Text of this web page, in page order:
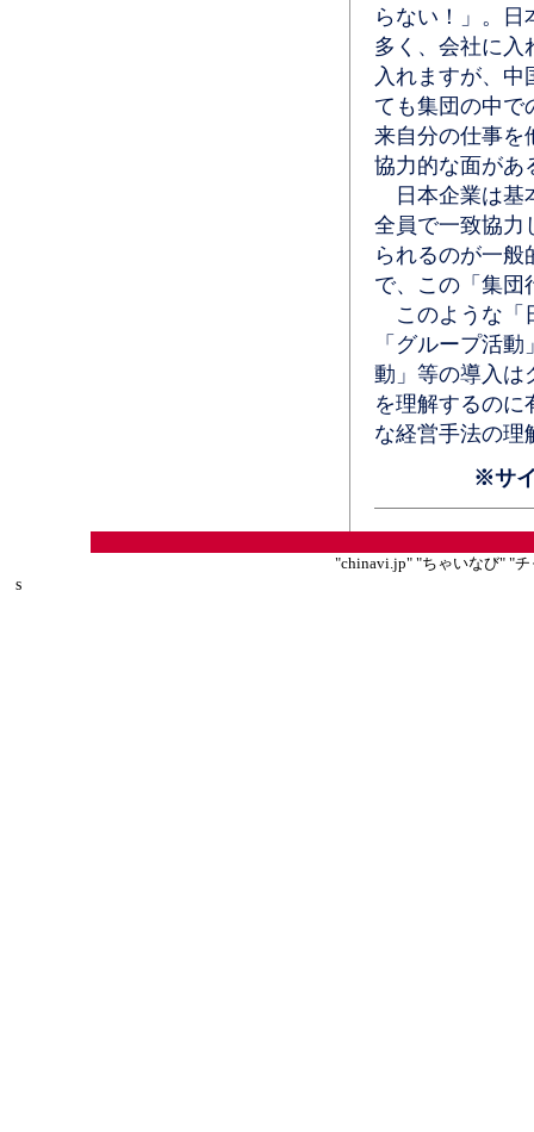
らない！」。
多く、会社に入
入れますが、
ても集団の中で
来自分の仕事を
協力的な面があ
日本企業は基
全員で一致協力
られるのが一
で、この「集団
このような「
「グループ活
動」等の導入は
を理解するのに
な経営手法の理
※サ
"chinavi.jp" "ちゃいなび" "
s